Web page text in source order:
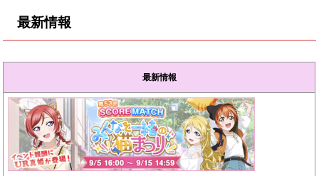
最新情報
最新情報